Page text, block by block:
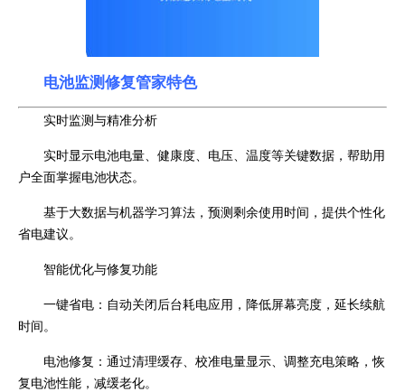
电池监测修复管家特色
实时监测与精准分析
实时显示电池电量、健康度、电压、温度等关键数据，帮助用
户全面掌握电池状态。
基于大数据与机器学习算法，预测剩余使用时间，提供个性化
省电建议。
智能优化与修复功能
一键省电：自动关闭后台耗电应用，降低屏幕亮度，延长续航
时间。
电池修复：通过清理缓存、校准电量显示、调整充电策略，恢
复电池性能，减缓老化。